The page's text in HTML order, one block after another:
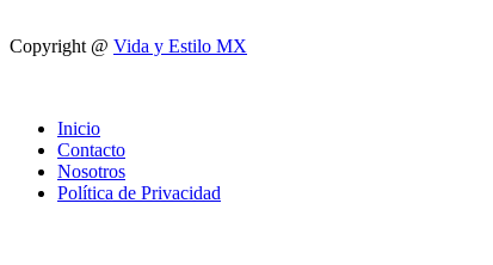
Copyright @ Vida y Estilo MX
Inicio
Contacto
Nosotros
Política de Privacidad